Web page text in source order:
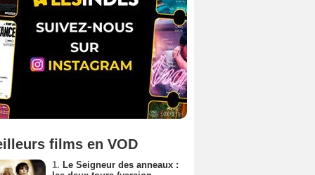
films en VOD
1. Le Seigneur des anneaux :